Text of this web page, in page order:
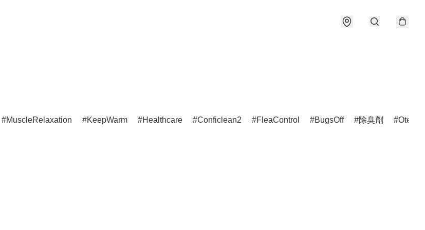
MuscleRelaxation KeepWarm Healthcare Conficlean2 FleaControl BugsOff 除臭劑 Otedex